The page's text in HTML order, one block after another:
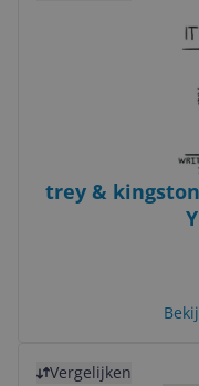
trey & kingston
Vergelijken